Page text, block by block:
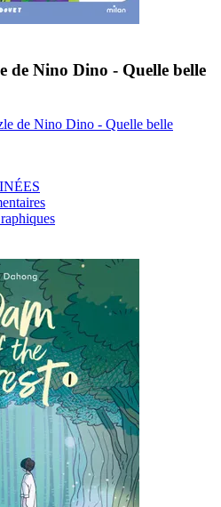
de Nino Dino - Quelle belle
de Nino Dino - Quelle belle